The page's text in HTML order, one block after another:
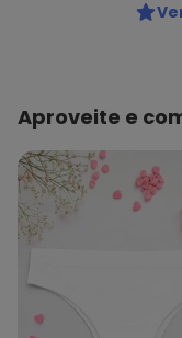
Aproveite e